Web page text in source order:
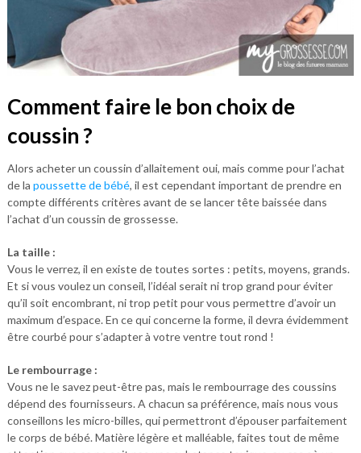
Comment faire le bon choix de
coussin ?
Alors acheter un coussin d’allaitement oui, mais comme pour l’achat
de la poussette de bébé, il est cependant important de prendre en
compte différents critères avant de se lancer tête baissée dans
l’achat d’un coussin de grossesse.
La taille :
Vous le verrez, il en existe de toutes sortes : petits, moyens, grands.
Et si vous voulez un conseil, l’idéal serait ni trop grand pour éviter
qu’il soit encombrant, ni trop petit pour vous permettre d’avoir un
maximum d’espace. En ce qui concerne la forme, il devra évidemment
être courbé pour s’adapter à votre ventre tout rond !
Le rembourrage :
Vous ne le savez peut-être pas, mais le rembourrage des coussins
dépend des fournisseurs. A chacun sa préférence, mais nous vous
conseillons les micro-billes, qui permettront d’épouser parfaitement
le corps de bébé. Matière légère et malléable, faites tout de même